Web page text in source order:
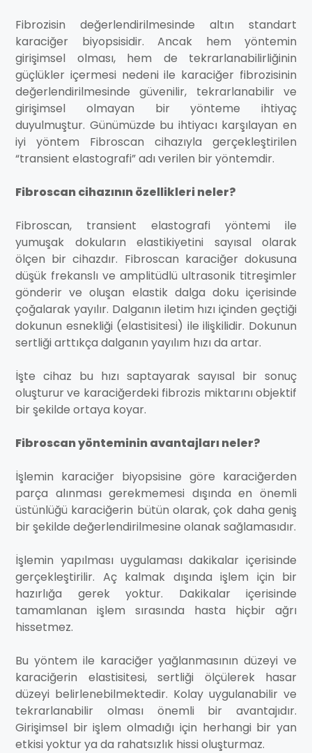
Fibrozisin değerlendirilmesinde altın standart
karaciğer biyopsisidir. Ancak hem yöntemin
girişimsel olması, hem de tekrarlanabilirliğinin
güçlükler içermesi nedeni ile karaciğer fibrozisinin
değerlendirilmesinde güvenilir, tekrarlanabilir ve
girişimsel olmayan bir yönteme ihtiyaç
duyulmuştur. Günümüzde bu ihtiyacı karşılayan en
iyi yöntem Fibroscan cihazıyla gerçekleştirilen
“transient elastografi” adı verilen bir yöntemdir.
Fibroscan cihazının özellikleri neler?
Fibroscan, transient elastografi yöntemi ile
yumuşak dokuların elastikiyetini sayısal olarak
ölçen bir cihazdır. Fibroscan karaciğer dokusuna
düşük frekanslı ve amplitüdlü ultrasonik titreşimler
gönderir ve oluşan elastik dalga doku içerisinde
çoğalarak yayılır. Dalganın iletim hızı içinden geçtiği
dokunun esnekliği (elastisitesi) ile ilişkilidir. Dokunun
sertliği arttıkça dalganın yayılım hızı da artar.
İşte cihaz bu hızı saptayarak sayısal bir sonuç
oluşturur ve karaciğerdeki fibrozis miktarını objektif
bir şekilde ortaya koyar.
Fibroscan yönteminin avantajları neler?
İşlemin karaciğer biyopsisine göre karaciğerden
parça alınması gerekmemesi dışında en önemli
üstünlüğü karaciğerin bütün olarak, çok daha geniş
bir şekilde değerlendirilmesine olanak sağlamasıdır.
İşlemin yapılması uygulaması dakikalar içerisinde
gerçekleştirilir. Aç kalmak dışında işlem için bir
hazırlığa gerek yoktur. Dakikalar içerisinde
tamamlanan işlem sırasında hasta hiçbir ağrı
hissetmez.
Bu yöntem ile karaciğer yağlanmasının düzeyi ve
karaciğerin elastisitesi, sertliği ölçülerek hasar
düzeyi belirlenebilmektedir. Kolay uygulanabilir ve
tekrarlanabilir olması önemli bir avantajıdır.
Girişimsel bir işlem olmadığı için herhangi bir yan
etkisi yoktur ya da rahatsızlık hissi oluşturmaz.